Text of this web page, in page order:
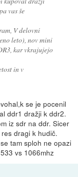
vas še
V delovni
leto), nov mini
kar vkrajujejo
in v
se je pocenil
ddr1 dražji k ddr2.
iz sdr na ddr. Sicer
dragi k hudič.
tam sploh ne opazi
vs 1066mhz